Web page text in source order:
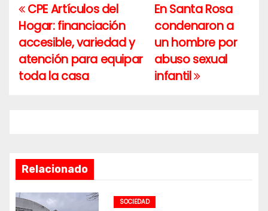
Navegación
de
entradas
En Santa Rosa
condenaron a
un hombre por
abuso sexual
infantil
CPE Artículos del
Hogar: financiación
accesible, variedad y
atención para equipar
toda la casa
Relacionado
SOCIEDAD